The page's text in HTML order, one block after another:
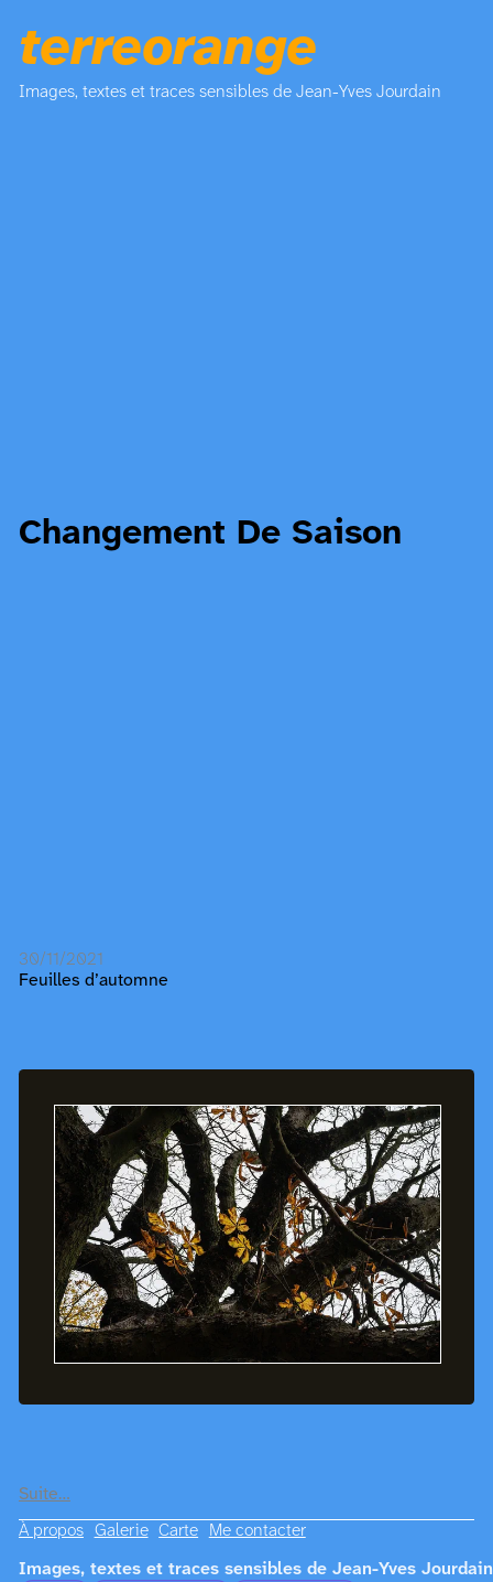
terreorange
Images, textes et traces sensibles de Jean-Yves Jourdain
Changement De Saison
30/11/2021
Feuilles d’automne
Suite…
À propos Galerie Carte Me contacter
Images, textes et traces sensibles de Jean-Yves Jourdain